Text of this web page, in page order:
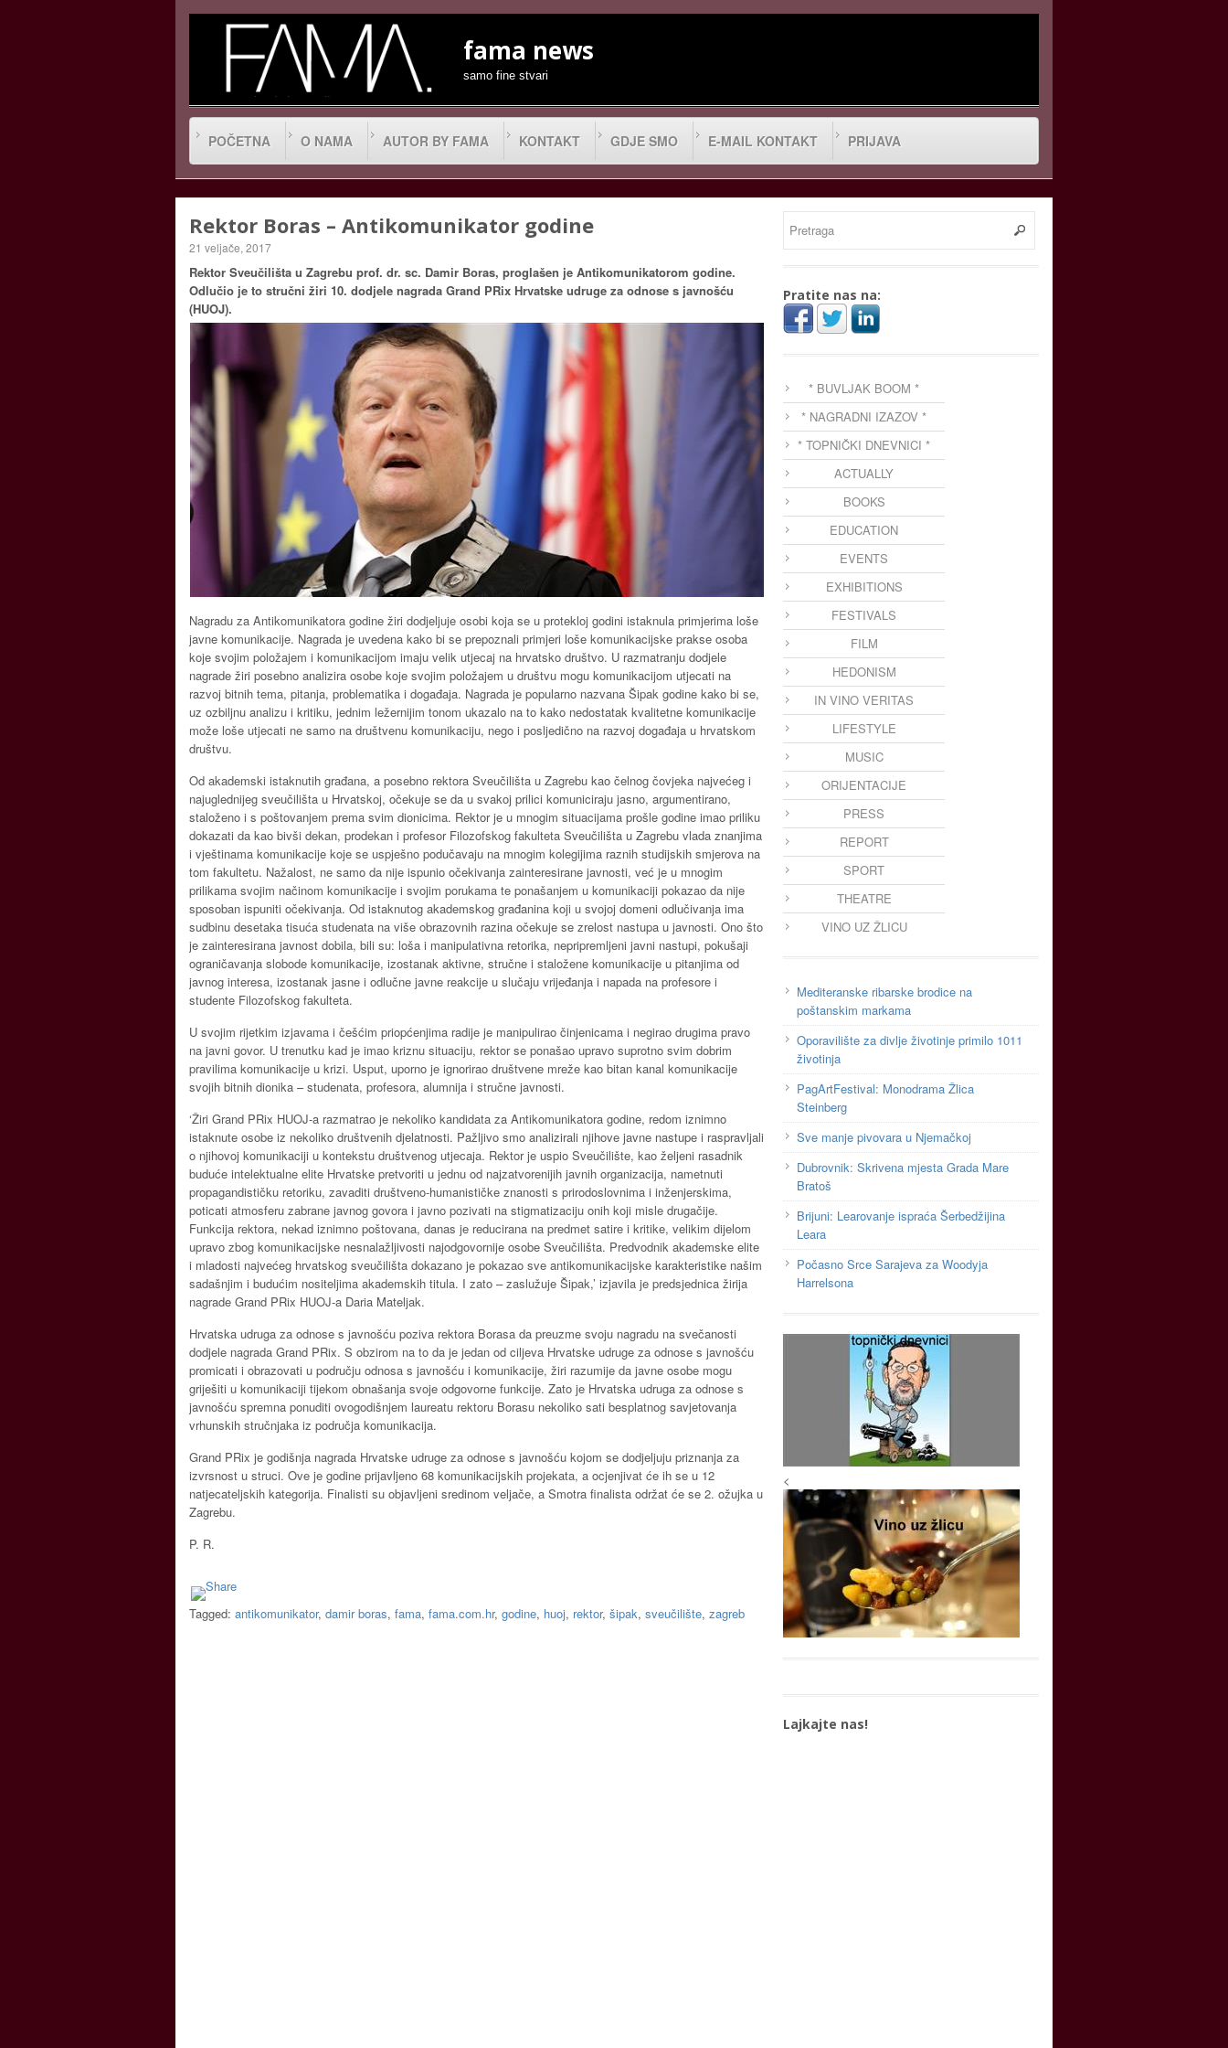
fama news
samo fine stvari
POČETNA O NAMA AUTOR BY FAMA KONTAKT GDJE SMO E-MAIL KONTAKT PRIJAVA
Rektor Boras – Antikomunikator godine
21 veljače, 2017
Rektor Sveučilišta u Zagrebu prof. dr. sc. Damir Boras, proglašen je Antikomunikatorom godine.
Odlučio je to stručni žiri 10. dodjele nagrada Grand PRix Hrvatske udruge za odnose s javnošću
(HUOJ).
Nagradu za Antikomunikatora godine žiri dodjeljuje osobi koja se u protekloj godini istaknula primjerima loše
javne komunikacije. Nagrada je uvedena kako bi se prepoznali primjeri loše komunikacijske prakse osoba
koje svojim položajem i komunikacijom imaju velik utjecaj na hrvatsko društvo. U razmatranju dodjele
nagrade žiri posebno analizira osobe koje svojim položajem u društvu mogu komunikacijom utjecati na
razvoj bitnih tema, pitanja, problematika i događaja. Nagrada je popularno nazvana Šipak godine kako bi se,
uz ozbiljnu analizu i kritiku, jednim ležernijim tonom ukazalo na to kako nedostatak kvalitetne komunikacije
može loše utjecati ne samo na društvenu komunikaciju, nego i posljedično na razvoj događaja u hrvatskom
društvu.
Od akademski istaknutih građana, a posebno rektora Sveučilišta u Zagrebu kao čelnog čovjeka najvećeg i
najuglednijeg sveučilišta u Hrvatskoj, očekuje se da u svakoj prilici komuniciraju jasno, argumentirano,
staloženo i s poštovanjem prema svim dionicima. Rektor je u mnogim situacijama prošle godine imao priliku
dokazati da kao bivši dekan, prodekan i profesor Filozofskog fakulteta Sveučilišta u Zagrebu vlada znanjima
i vještinama komunikacije koje se uspješno podučavaju na mnogim kolegijima raznih studijskih smjerova na
tom fakultetu. Nažalost, ne samo da nije ispunio očekivanja zainteresirane javnosti, već je u mnogim
prilikama svojim načinom komunikacije i svojim porukama te ponašanjem u komunikaciji pokazao da nije
sposoban ispuniti očekivanja. Od istaknutog akademskog građanina koji u svojoj domeni odlučivanja ima
sudbinu desetaka tisuća studenata na više obrazovnih razina očekuje se zrelost nastupa u javnosti. Ono što
je zainteresirana javnost dobila, bili su: loša i manipulativna retorika, nepripremljeni javni nastupi, pokušaji
ograničavanja slobode komunikacije, izostanak aktivne, stručne i staložene komunikacije u pitanjima od
javnog interesa, izostanak jasne i odlučne javne reakcije u slučaju vrijeđanja i napada na profesore i
studente Filozofskog fakulteta.
U svojim rijetkim izjavama i češćim priopćenjima radije je manipulirao činjenicama i negirao drugima pravo
na javni govor. U trenutku kad je imao kriznu situaciju, rektor se ponašao upravo suprotno svim dobrim
pravilima komunikacije u krizi. Usput, uporno je ignorirao društvene mreže kao bitan kanal komunikacije
svojih bitnih dionika – studenata, profesora, alumnija i stručne javnosti.
‘Žiri Grand PRix HUOJ-a razmatrao je nekoliko kandidata za Antikomunikatora godine, redom iznimno
istaknute osobe iz nekoliko društvenih djelatnosti. Pažljivo smo analizirali njihove javne nastupe i raspravljali
o njihovoj komunikaciji u kontekstu društvenog utjecaja. Rektor je uspio Sveučilište, kao željeni rasadnik
buduće intelektualne elite Hrvatske pretvoriti u jednu od najzatvorenijih javnih organizacija, nametnuti
propagandističku retoriku, zavaditi društveno-humanističke znanosti s prirodoslovnima i inženjerskima,
poticati atmosferu zabrane javnog govora i javno pozivati na stigmatizaciju onih koji misle drugačije.
Funkcija rektora, nekad iznimno poštovana, danas je reducirana na predmet satire i kritike, velikim dijelom
upravo zbog komunikacijske nesnalažljivosti najodgovornije osobe Sveučilišta. Predvodnik akademske elite
i mladosti najvećeg hrvatskog sveučilišta dokazano je pokazao sve antikomunikacijske karakteristike našim
sadašnjim i budućim nositeljima akademskih titula. I zato – zaslužuje Šipak,’ izjavila je predsjednica žirija
nagrade Grand PRix HUOJ-a Daria Mateljak.
Hrvatska udruga za odnose s javnošću poziva rektora Borasa da preuzme svoju nagradu na svečanosti
dodjele nagrada Grand PRix. S obzirom na to da je jedan od ciljeva Hrvatske udruge za odnose s javnošću
promicati i obrazovati u području odnosa s javnošću i komunikacije, žiri razumije da javne osobe mogu
griješiti u komunikaciji tijekom obnašanja svoje odgovorne funkcije. Zato je Hrvatska udruga za odnose s
javnošću spremna ponuditi ovogodišnjem laureatu rektoru Borasu nekoliko sati besplatnog savjetovanja
vrhunskih stručnjaka iz područja komunikacija.
Grand PRix je godišnja nagrada Hrvatske udruge za odnose s javnošću kojom se dodjeljuju priznanja za
izvrsnost u struci. Ove je godine prijavljeno 68 komunikacijskih projekata, a ocjenjivat će ih se u 12
natjecateljskih kategorija. Finalisti su objavljeni sredinom veljače, a Smotra finalista održat će se 2. ožujka u
Zagrebu.
P. R.
Tagged: antikomunikator, damir boras, fama, fama.com.hr, godine, huoj, rektor, šipak, sveučilište, zagreb
Pratite nas na:
* BUVLJAK BOOM *
* NAGRADNI IZAZOV *
* TOPNIČKI DNEVNICI *
ACTUALLY
BOOKS
EDUCATION
EVENTS
EXHIBITIONS
FESTIVALS
FILM
HEDONISM
IN VINO VERITAS
LIFESTYLE
MUSIC
ORIJENTACIJE
PRESS
REPORT
SPORT
THEATRE
VINO UZ ŽLICU
Mediteranske ribarske brodice na
poštanskim markama
Oporavilište za divlje životinje primilo 1011
životinja
PagArtFestival: Monodrama Žlica
Steinberg
Sve manje pivovara u Njemačkoj
Dubrovnik: Skrivena mjesta Grada Mare
Bratoš
Brijuni: Learovanje ispraća Šerbedžijina
Leara
Počasno Srce Sarajeva za Woodyja
Harrelsona
<
Lajkajte nas!